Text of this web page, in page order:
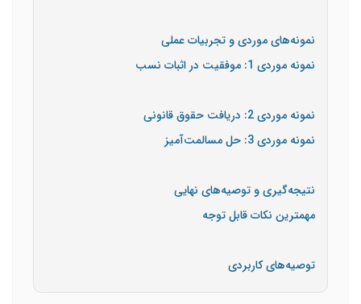
نمونه‌های موردی و تجربیات عملی
نمونه موردی 1: موفقیت در اثبات نسب
نمونه موردی 2: دریافت حقوق قانونی
نمونه موردی 3: حل مسالمت‌آمیز
نتیجه‌گیری و توصیه‌های نهایی
مهمترین نکات قابل توجه
توصیه‌های کاربردی